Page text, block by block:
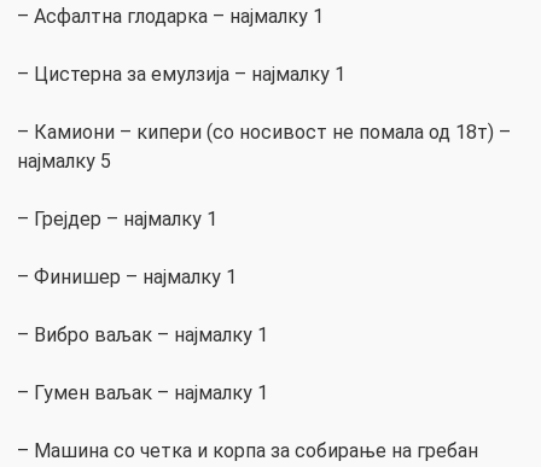
– Асфалтна глодарка – најмалку 1
– Цистерна за емулзија – најмалку 1
– Камиони – кипери (со носивост не помала од 18т) –
најмалку 5
– Грејдер – најмалку 1
– Финишер – најмалку 1
– Вибро ваљак – најмалку 1
– Гумен ваљак – најмалку 1
– Машина со четка и корпа за собирање на гребан